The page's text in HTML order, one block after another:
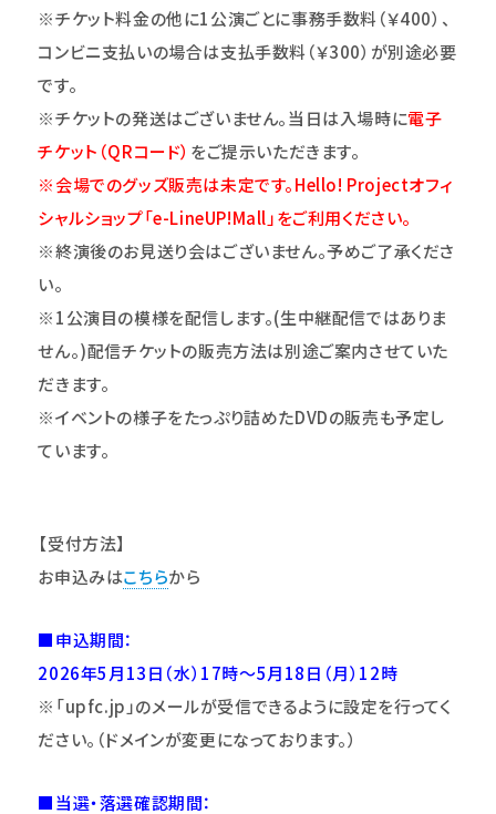
※チケット料金の他に1公演ごとに事務手数料（￥400）、
コンビニ支払いの場合は支払手数料（￥300）が別途必要
です。
※チケットの発送はございません。当日は入場時に電子
チケット（QRコード） をご提示いただきます。
※会場でのグッズ販売は未定です。Hello! Projectオフィ
シャルショップ「e-LineUP!Mall」をご利用ください。
※終演後のお見送り会はございません。予めご了承くださ
い。
※1公演目の模様を配信します。(生中継配信ではありま
せん。)配信チケットの販売方法は別途ご案内させていた
だきます。
※イベントの様子をたっぷり詰めたDVDの販売も予定し
ています。
【受付方法】
お申込みはこちらから
■申込期間：
2026年5月13日（水）17時～5月18日（月）12時
※「upfc.jp」のメールが受信できるように設定を行ってく
ださい。（ドメインが変更になっております。）
■当選・落選確認期間：